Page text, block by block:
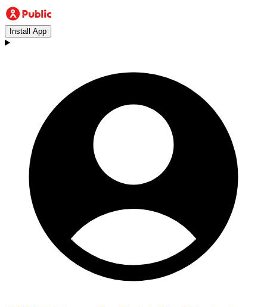
Install App